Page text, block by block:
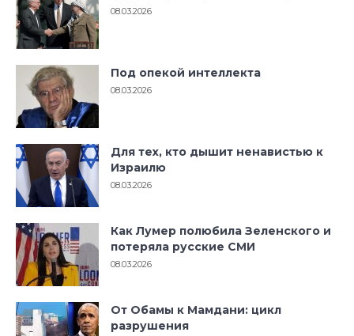
08.03.2026
Под опекой интеллекта
08.03.2026
Для тех, кто дышит ненавистью к
Израилю
08.03.2026
Как Лумер полюбила Зеленского и
потеряла русские СМИ
08.03.2026
От Обамы к Мамдани: цикл
разрушения